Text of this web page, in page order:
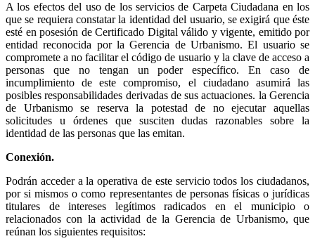
A los efectos del uso de los servicios de Carpeta Ciudadana en los
que se requiera constatar la identidad del usuario, se exigirá que éste
esté en posesión de Certificado Digital válido y vigente, emitido por
entidad reconocida por la Gerencia de Urbanismo. El usuario se
compromete a no facilitar el código de usuario y la clave de acceso a
personas que no tengan un poder específico. En caso de
incumplimiento de este compromiso, el ciudadano asumirá las
posibles responsabilidades derivadas de sus actuaciones. la Gerencia
de Urbanismo se reserva la potestad de no ejecutar aquellas
solicitudes u órdenes que susciten dudas razonables sobre la
identidad de las personas que las emitan.
Conexión.
Podrán acceder a la operativa de este servicio todos los ciudadanos,
por si mismos o como representantes de personas físicas o jurídicas
titulares de intereses legítimos radicados en el municipio o
relacionados con la actividad de la Gerencia de Urbanismo, que
reúnan los siguientes requisitos: